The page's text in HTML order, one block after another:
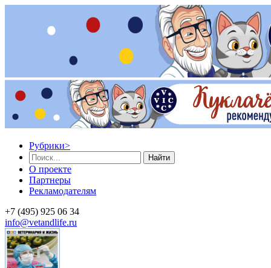
Рубрики>
Найти
О проекте
Партнеры
Рекламодателям
+7 (495) 925 06 34
info@vetandlife.ru